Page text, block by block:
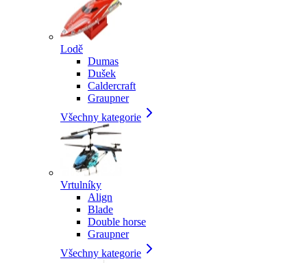
Lodě
Dumas
Dušek
Caldercraft
Graupner
Všechny kategorie
Vrtulníky
Align
Blade
Double horse
Graupner
Všechny kategorie